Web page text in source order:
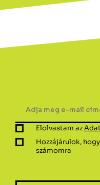
Elolvastam az
Hozzájárulok,
számomra